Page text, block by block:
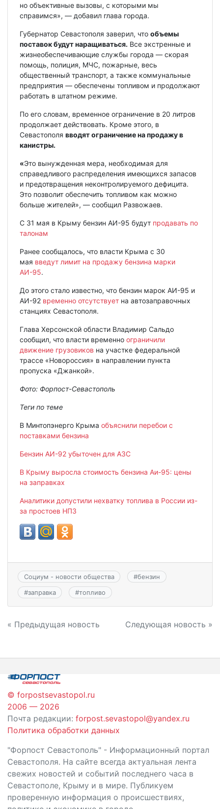
но объективные вызовы, с которыми мы
справимся», — добавил глава города.
Губернатор Севастополя заверил, что объемы
поставок будут наращиваться. Все экстренные и
жизнеобеспечивающие службы города — скорая
помощь, полиция, МЧС, пожарные, весь
общественный транспорт, а также коммунальные
предприятия — обеспечены топливом и продолжают
работать в штатном режиме.
По его словам, временное ограничение в 20 литров
продолжает действовать. Кроме этого, в
Севастополя вводят ограничение на продажу в
канистры.
«Это вынужденная мера, необходимая для
справедливого распределения имеющихся запасов
и предотвращения неконтролируемого дефицита.
Это позволит обеспечить топливом как можно
больше жителей», — сообщил Развожаев.
С 31 мая в Крыму бензин АИ-95 будут продавать по
талонам
Ранее сообщалось, что власти Крыма с 30
мая введут лимит на продажу бензина марки
АИ-95.
До этого стало известно, что бензин марок АИ-95 и
АИ-92 временно отсутствует на автозаправочных
станциях Севастополя.
Глава Херсонской области Владимир Сальдо
сообщил, что власти временно ограничили
движение грузовиков на участке федеральной
трассе «Новороссия» в направлении пункта
пропуска «Джанкой».
Фото: Форпост-Севастополь
Теги по теме
В Минтопэнерго Крыма объяснили перебои с
поставками бензина
Бензин АИ-92 убыточен для АЗС
В Крыму выросла стоимость бензина Аи-95: цены
на заправках
Аналитики допустили нехватку топлива в России из-
за простоев НПЗ
Социум - новости общества #бензин
#заправка #топливо
Навигация
записям
« Предыдущая новость Следующая новость »
© forpostsevastopol.ru
2006 — 2026
Почта редакции: forpost.sevastopol@yandex.ru
Политика обработки данных
"Форпост Севастополь" - Информационный портал
Севастополя. На сайте всегда актуальная лента
свежих новостей и событий последнего часа в
Севастополе, Крыму и в мире. Публикуем
проверенную информация о происшествиях,